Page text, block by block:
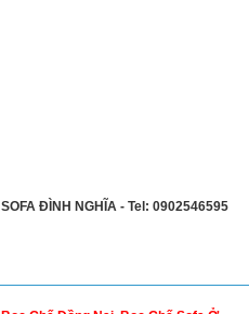
SOFA ĐÌNH NGHĨA - Tel: 0902546595